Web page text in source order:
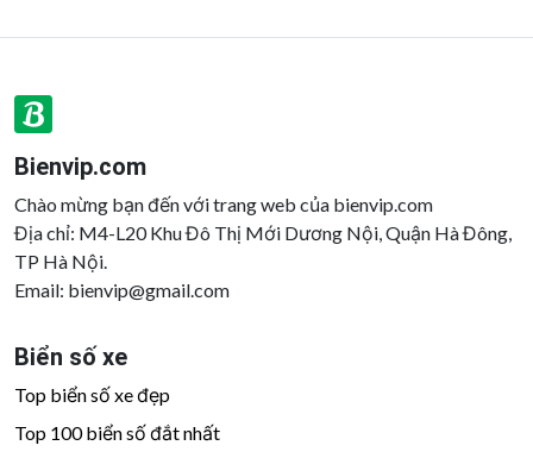
Bienvip.com
Chào mừng bạn đến với trang web của bienvip.com
Địa chỉ: M4-L20 Khu Đô Thị Mới Dương Nội, Quận Hà Đông,
TP Hà Nội.
Email: bienvip@gmail.com
Biển số xe
Top biển số xe đẹp
Top 100 biển số đắt nhất